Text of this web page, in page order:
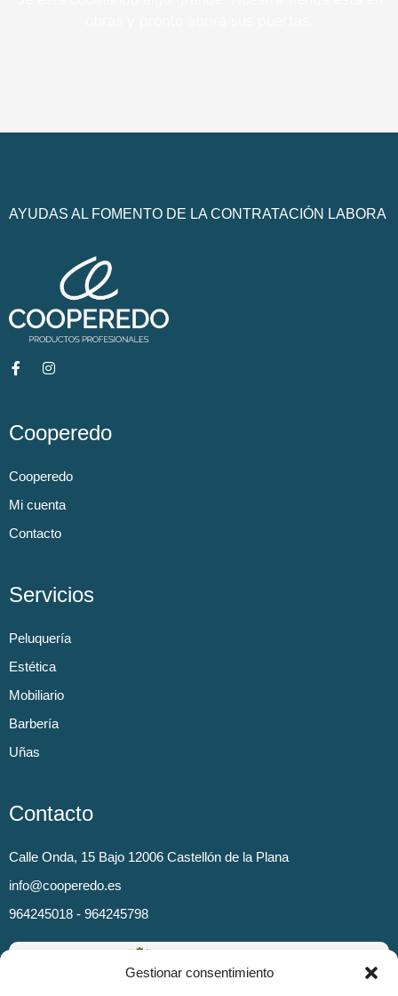
Gestionar consentimiento
AYUDAS AL FOMENTO DE LA CONTRATACIÓN LABORA
Cooperedo
Cooperedo
Mi cuenta
Contacto
Servicios
Peluquería
Estética
Mobiliario
Barbería
Uñas
Contacto
Calle Onda, 15 Bajo 12006 Castellón de la Plana
info@cooperedo.es
964245018 - 964245798